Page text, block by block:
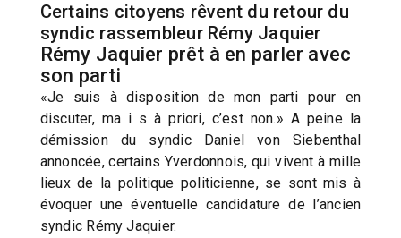
Certains citoyens rêvent du retour du
syndic rassembleur Rémy Jaquier
Rémy Jaquier prêt à en parler avec
son parti
«Je suis à disposition de mon parti pour en
discuter, ma i s à priori, c’est non.» A peine la
démission du syndic Daniel von Siebenthal
annoncée, certains Yverdonnois, qui vivent à mille
lieux de la politique politicienne, se sont mis à
évoquer une éventuelle candidature de l’ancien
syndic Rémy Jaquier.